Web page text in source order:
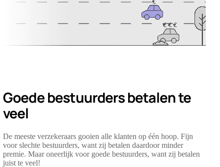
Goede bestuurders betalen te
veel
De meeste verzekeraars gooien alle klanten op één hoop. Fijn
voor slechte bestuurders, want zij betalen daardoor minder
premie. Maar oneerlijk voor goede bestuurders, want zij betalen
juist te veel!